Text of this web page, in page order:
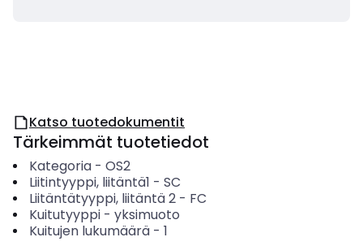
Katso tuotedokumentit
Tärkeimmät tuotetiedot
Kategoria- OS2
Liitintyyppi, liitäntä1 - SC
Liitäntätyyppi, liitäntä 2- FC
Kuitutyyppi- yksimuoto
Kuitujen lukumäärä- 1